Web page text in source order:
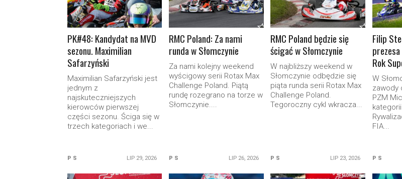
PK#48: Kandydat na MVD
sezonu. Maximilian
Safarzyński
Maximilian Safarzyński jest
jednym z
najskuteczniejszych
kierowców pierwszej
części sezonu. Ściga się w
trzech kategoriach i we...
P S LIP 29, 2026
RMC Poland: Za nami
runda w Słomczynie
Za nami kolejny weekend
wyścigowy serii Rotax Max
Challenge Poland. Piątą
rundę rozegrano na torze w
Słomczynie....
P S LIP 26, 2026
RMC Poland będzie się
ścigać w Słomczynie
W najbliższy weekend w
Słomczynie odbędzie się
piąta runda serii Rotax Max
Challenge Poland.
Tegoroczny cykl wkracza...
P S LIP 23, 2026
Filip
Rok
W
zawody
PZM
FIA...
P S